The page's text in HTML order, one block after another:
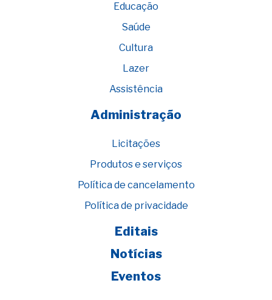
Educação
Saúde
Cultura
Lazer
Assistência
Administração
Licitações
Produtos e serviços
Política de cancelamento
Política de privacidade
Editais
Notícias
Eventos